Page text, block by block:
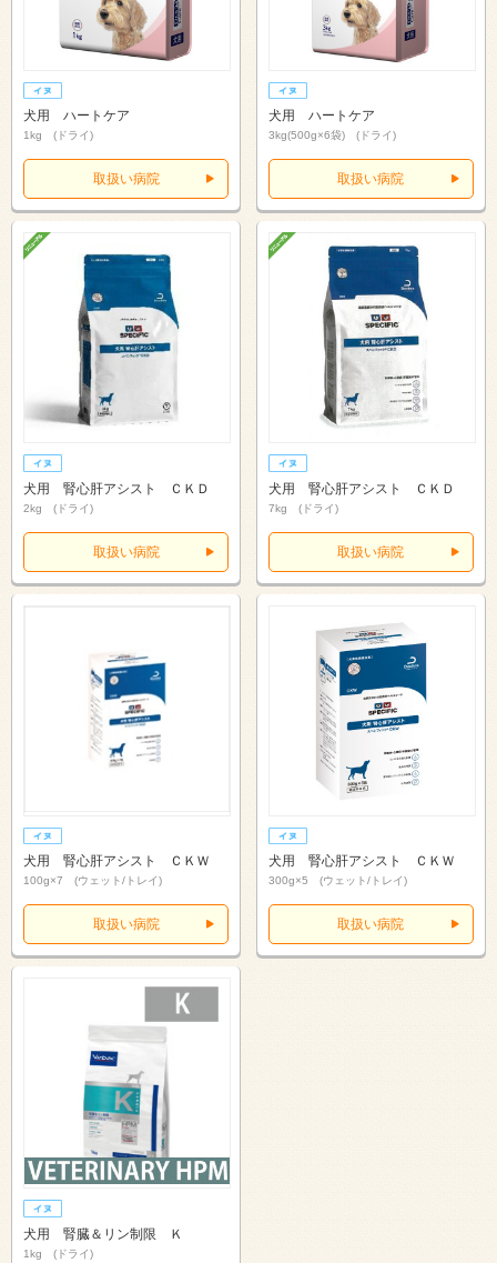
犬用 ハートケア
1kg (ドライ)
取扱い病院
犬用 ハートケア
3kg(500g×6袋) (ドライ)
取扱い病院
犬用 腎心肝アシスト ＣＫＤ
2kg (ドライ)
取扱い病院
犬用 腎心肝アシスト ＣＫＤ
7kg (ドライ)
取扱い病院
犬用 腎心肝アシスト ＣＫＷ
100g×7 (ウェット/トレイ)
取扱い病院
犬用 腎心肝アシスト ＣＫＷ
300g×5 (ウェット/トレイ)
取扱い病院
犬用 腎臓＆リン制限 Ｋ
1kg (ドライ)